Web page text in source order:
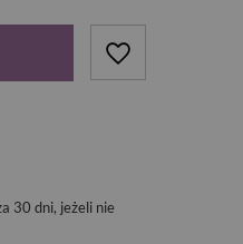
30 dni, jeżeli nie